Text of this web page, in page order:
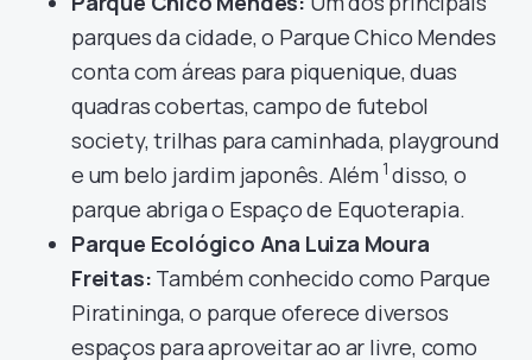
parques da cidade, o Parque Chico Mendes
conta com áreas para piquenique, duas
quadras cobertas, campo de futebol
society, trilhas para caminhada, playground
e um belo jardim japonês. Além 1 disso, o
parque abriga o Espaço de Equoterapia.
Parque Ecológico Ana Luiza Moura
Freitas: Também conhecido como Parque
Piratininga, o parque oferece diversos
espaços para aproveitar ao ar livre, como